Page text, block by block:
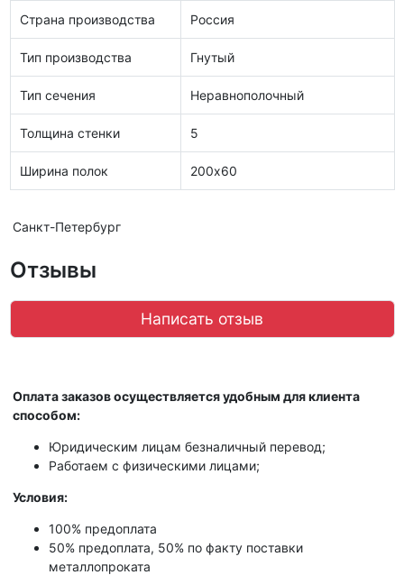
Страна производства Россия
Тип производства Гнутый
Тип сечения Неравнополочный
Толщина стенки 5
Ширина полок 200х60
Санкт-Петербург
Отзывы
Написать отзыв
Оплата заказов осуществляется удобным для клиента
способом:
Юридическим лицам безналичный перевод;
Работаем с физическими лицами;
Условия:
100% предоплата
50% предоплата, 50% по факту поставки
металлопроката